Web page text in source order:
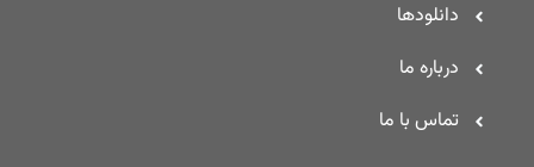
دانلودها
درباره ما
تماس با ما